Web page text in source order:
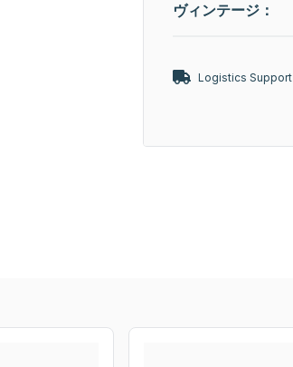
ヴィンテージ：
Logistics Support